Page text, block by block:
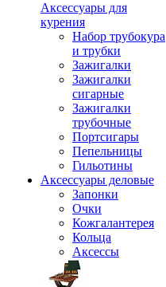
Аксессуары для
курения
Набор трубокура
и трубки
Зажигалки
Зажигалки
сигарные
Зажигалки
трубочные
Портсигары
Пепельницы
Гильотины
Аксессуары деловые
Запонки
Очки
Кожгалантерея
Кольца
Аксессы